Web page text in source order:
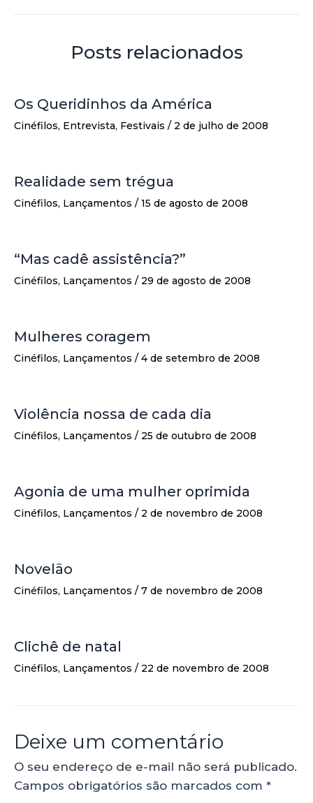
Posts relacionados
Os Queridinhos da América
Cinéfilos, Entrevista, Festivais / 2 de julho de 2008
Realidade sem trégua
Cinéfilos, Lançamentos / 15 de agosto de 2008
“Mas cadê assistência?”
Cinéfilos, Lançamentos / 29 de agosto de 2008
Mulheres coragem
Cinéfilos, Lançamentos / 4 de setembro de 2008
Violência nossa de cada dia
Cinéfilos, Lançamentos / 25 de outubro de 2008
Agonia de uma mulher oprimida
Cinéfilos, Lançamentos / 2 de novembro de 2008
Novelão
Cinéfilos, Lançamentos / 7 de novembro de 2008
Clichê de natal
Cinéfilos, Lançamentos / 22 de novembro de 2008
Deixe um comentário
O seu endereço de e-mail não será publicado.
Campos obrigatórios são marcados com *